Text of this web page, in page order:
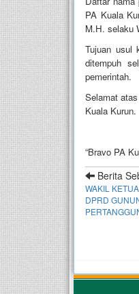
PA Kuala
M.H. selaku
Tujuan usul
ditempuh
pemerintah.
Selamat
Kuala Kurun.
“Bravo PA
Berita
WAKIL
DPRD